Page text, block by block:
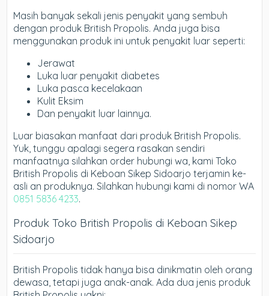
Masih banyak sekali jenis penyakit yang sembuh
dengan produk British Propolis. Anda juga bisa
menggunakan produk ini untuk penyakit luar seperti:
Jerawat
Luka luar penyakit diabetes
Luka pasca kecelakaan
Kulit Eksim
Dan penyakit luar lainnya.
Luar biasakan manfaat dari produk British Propolis.
Yuk, tunggu apalagi segera rasakan sendiri
manfaatnya silahkan order hubungi wa, kami Toko
British Propolis di Keboan Sikep Sidoarjo terjamin ke-
asli an produknya. Silahkan hubungi kami di nomor WA
0851 5836 4233.
Produk Toko British Propolis di Keboan Sikep
Sidoarjo
British Propolis tidak hanya bisa dinikmatin oleh orang
dewasa, tetapi juga anak-anak. Ada dua jenis produk